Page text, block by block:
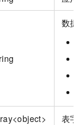
数据
表字